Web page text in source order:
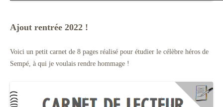
Ajout rentrée 2022 !
Voici un petit carnet de 8 pages réalisé pour étudier le célèbre héros de
Sempé, à qui je voulais rendre hommage !